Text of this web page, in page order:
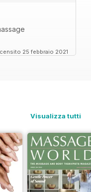
25 febbraio 2021
Visualizza tutti